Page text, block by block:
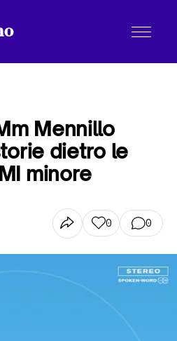
Mennillo
dietro le
minore
0 0